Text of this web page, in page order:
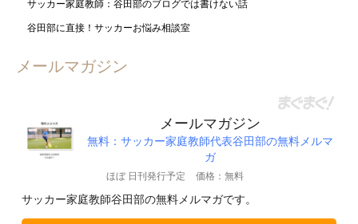
サッカー家庭教師：谷田部のブログでは書けない話
谷田部に直接！サッカーお悩み相談室
メールマガジン
メールマガジン
無料：サッカー家庭教師代表谷田部の無料メルマ
ガ
ほぼ 日刊発行予定 価格：無料
サッカー家庭教師谷田部の無料メルマガです。